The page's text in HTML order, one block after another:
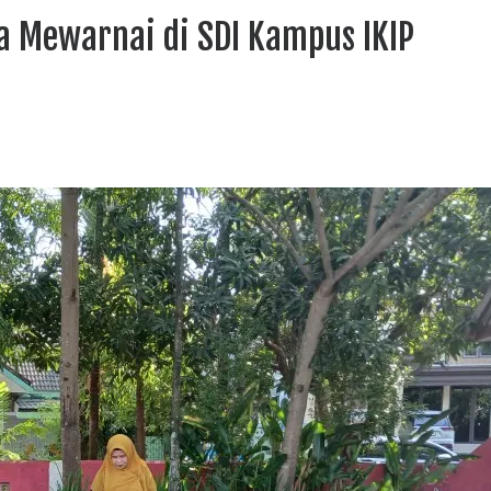
Mewarnai di SDI Kampus IKIP